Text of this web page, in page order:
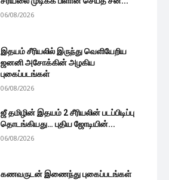
06/08/2026
இதயம் சீரியலில் இருந்து வெளியேறிய
ஜனனி அசோக்கின் அழகிய
புகைப்படங்கள்
06/08/2026
ஜீ தமிழின் இதயம் 2 சீரியலின் படப்பிடிப்பு
தொடங்கியது… புதிய ஜோடியின்...
06/08/2026
கணவருடன் இணைந்து புகைப்படங்கள்